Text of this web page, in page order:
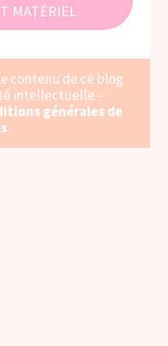
MATÉRIEL
contenu de ce blog
intellectuelle –
générales de